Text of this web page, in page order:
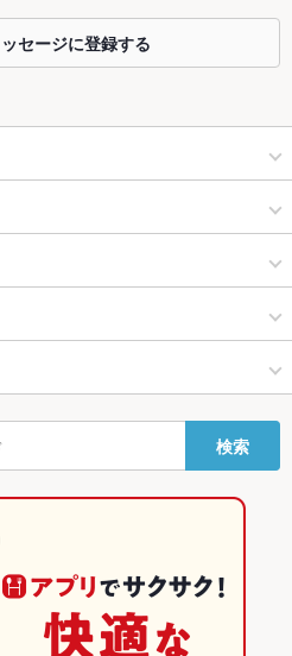
ースご利用の場合のみ承っております。
ざいません）
セージに登録する
検索